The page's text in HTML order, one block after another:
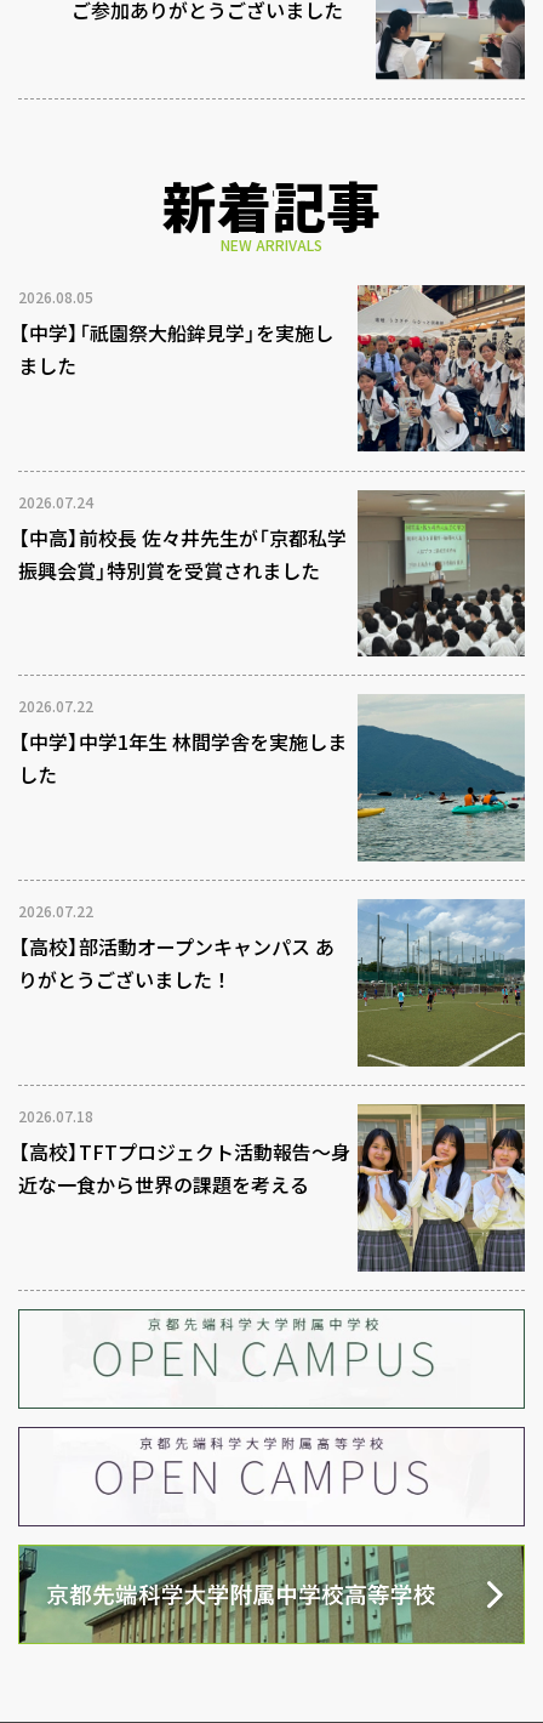
ご参加ありがとうございました
新着記事
NEW ARRIVALS
2026.08.05
【中学】「祇園祭大船鉾見学」を実施し
ました
2026.07.24
【中高】前校長 佐々井先生が「京都私学
振興会賞」特別賞を受賞されました
2026.07.22
【中学】中学1年生 林間学舎を実施しま
した
2026.07.22
【高校】部活動オープンキャンパス あ
りがとうございました！
2026.07.18
【高校】TFTプロジェクト活動報告～身
近な一食から世界の課題を考える